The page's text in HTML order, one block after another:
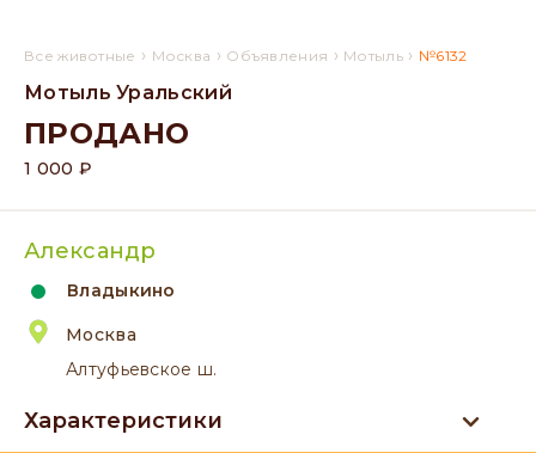
Все животные › Москва › Объявления › Мотыль › №6132
Мотыль Уральский
ПРОДАНО
1 000 ₽
Александр
Владыкино
Москва
Алтуфьевское ш.
Характеристики